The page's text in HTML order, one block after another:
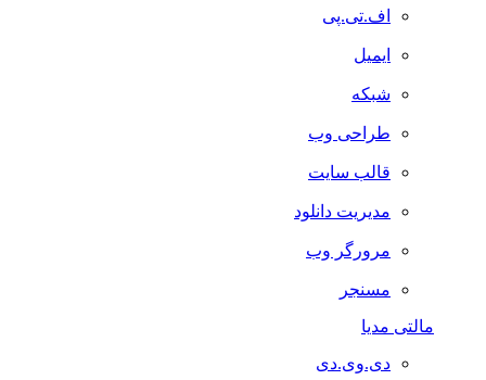
اف.تی.پی
ایمیل
شبکه
طراحی وب
قالب سایت
مدیریت دانلود
مرورگر وب
مسنجر
مالتی مدیا
دی.وی.دی